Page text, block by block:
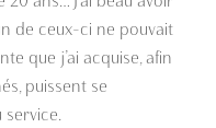
de ceux-ci ne pouvait
que j’ai acquise, afin
puissent se
service.